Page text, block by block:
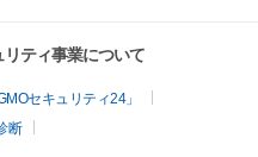
ティ事業について
セキュリティ24」
断